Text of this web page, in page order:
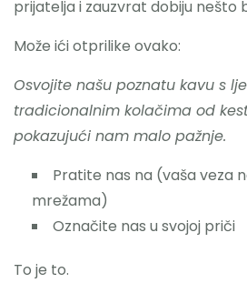
prijatelja i zauzvrat dobiju nešto
Može ići otprilike ovako:
Osvojite našu poznatu kavu s
tradicionalnim kolačima od
pokazujući nam malo pažnje.
Pratite nas na (vaša veza
mrežama)
Označite nas u svojoj priči
To je to.